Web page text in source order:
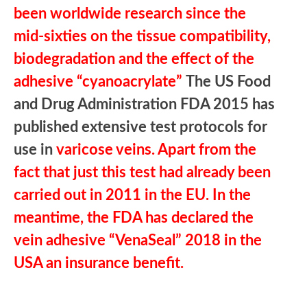
been worldwide research since the
mid-sixties on the tissue compatibility,
biodegradation and the effect of the
adhesive “cyanoacrylate” The US Food
and Drug Administration FDA 2015 has
published extensive test protocols for
use in varicose veins. Apart from the
fact that just this test had already been
carried out in 2011 in the EU. In the
meantime, the FDA has declared the
vein adhesive “VenaSeal” 2018 in the
USA an insurance benefit.